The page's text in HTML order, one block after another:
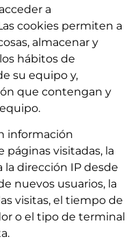
a
cookies permiten a
almacenar y
hábitos de
su equipo y,
que contengan y
información
páginas visitadas, la
la dirección IP desde
nuevos usuarios, la
visitas, el tiempo de
o el tipo de terminal